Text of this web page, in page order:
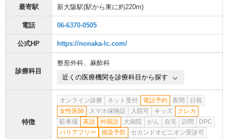
最寄駅 新大阪駅(駅から東に約220m)
電話 06-6370-0505
公式HP https://nonaka-lc.com/
診療科目
整形外科、 麻酔科
近くの医療機関を診療科目から探す
特徴
オンライン診療 ネット受付 電話予約 夜間
日祝
女性医師
スマホ保険証 入院可 キッズ
クレカ
駐車場
英語 外国語 大病院 がん 在宅 訪問
DPC
バリアフリー
感染予防
セカンドオピニオン受診可